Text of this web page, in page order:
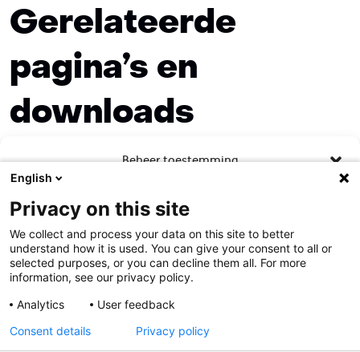
Beheer toestemming
cookies om informatie over je apparaat op te slaan en/of te raadplegen.
surfgedrag of unieke ID's op deze site verwerken. Als je geen toestemming
geeft of uw toestemming intrekt, kan dit een nadelige invloed hebben op
bepaalde functies en mogelijkheden.
Accepteren
Gerelateerde
pagina’s en
downloads
Contact
English
Privacy on this site
We collect and process your data on this site to better
understand how it is used. You can give your consent to all or
selected purposes, or you can decline them all. For more
information, see our privacy policy.
Analytics
User feedback
Consent details
Privacy policy